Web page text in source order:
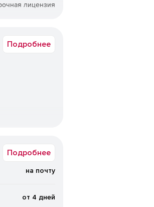
лицензия
Подробнее
Подробнее
на почту
от 4 дней